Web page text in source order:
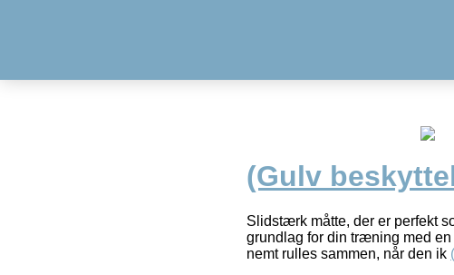
(Gulv
Slidstærk måtte, der er perfekt
grundlag for din træning med en
nemt rulles sammen, når den ik